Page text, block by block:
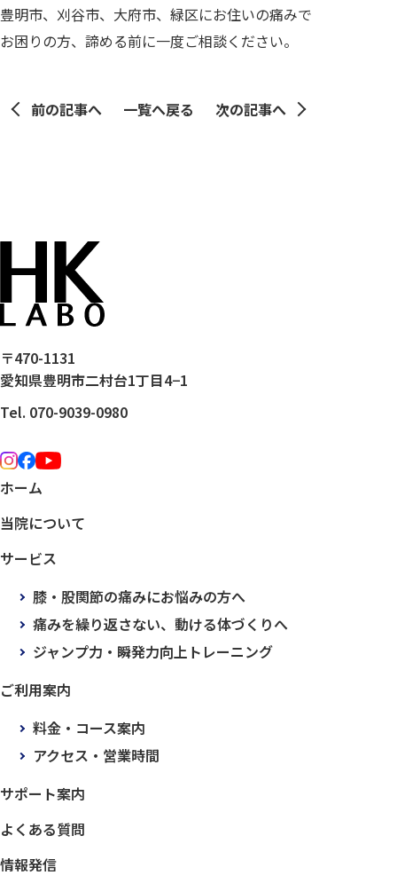
豊明市、刈谷市、大府市、緑区にお住いの痛みで
お困りの方、諦める前に一度ご相談ください。
前の記事へ 一覧へ戻る 次の記事へ
〒470-1131
愛知県豊明市二村台1丁目4−1
Tel. 070-9039-0980
ホーム
当院について
サービス
膝・股関節の痛みにお悩みの方へ
痛みを繰り返さない、動ける体づくりへ
ジャンプ力・瞬発力向上トレーニング
ご利用案内
料金・コース案内
アクセス・営業時間
サポート案内
よくある質問
情報発信